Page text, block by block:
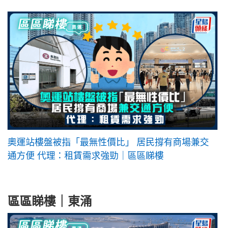
奧運站樓盤被指「最無性價比」 居民撐有商場兼交
通方便 代理：租賃需求強勁｜區區睇樓
區區睇樓｜東涌